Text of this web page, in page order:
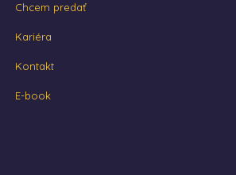
Chcem predať
Kariéra
Kontakt
E-book